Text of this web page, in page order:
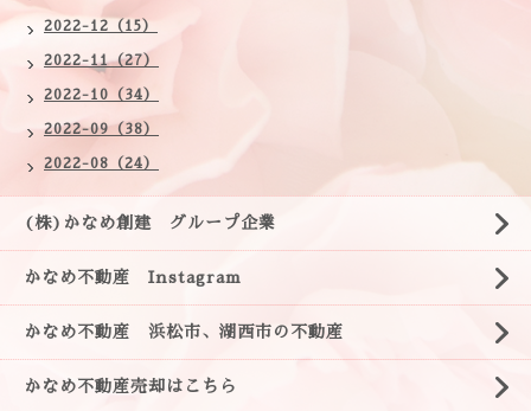
2022-12（15）
2022-11（27）
2022-10（34）
2022-09（38）
2022-08（24）
(株)かなめ創建 グループ企業
かなめ不動産 Instagram
かなめ不動産 浜松市、湖西市の不動産
かなめ不動産売却はこちら